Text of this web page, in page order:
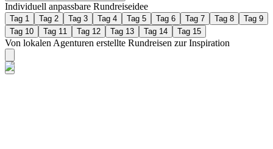
Individuell anpassbare Rundreiseidee
Tag 1 Tag 2 Tag 3 Tag 4 Tag 5 Tag 6 Tag 7 Tag 8
Tag 9
Tag 10
Tag 11 Tag 12 Tag 13 Tag 14 Tag 15
Von lokalen Agenturen erstellte Rundreisen zur Inspiration